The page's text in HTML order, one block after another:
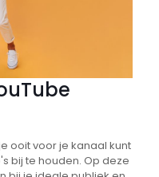
ooit voor je kanaal kunt
bij te houden. Op deze